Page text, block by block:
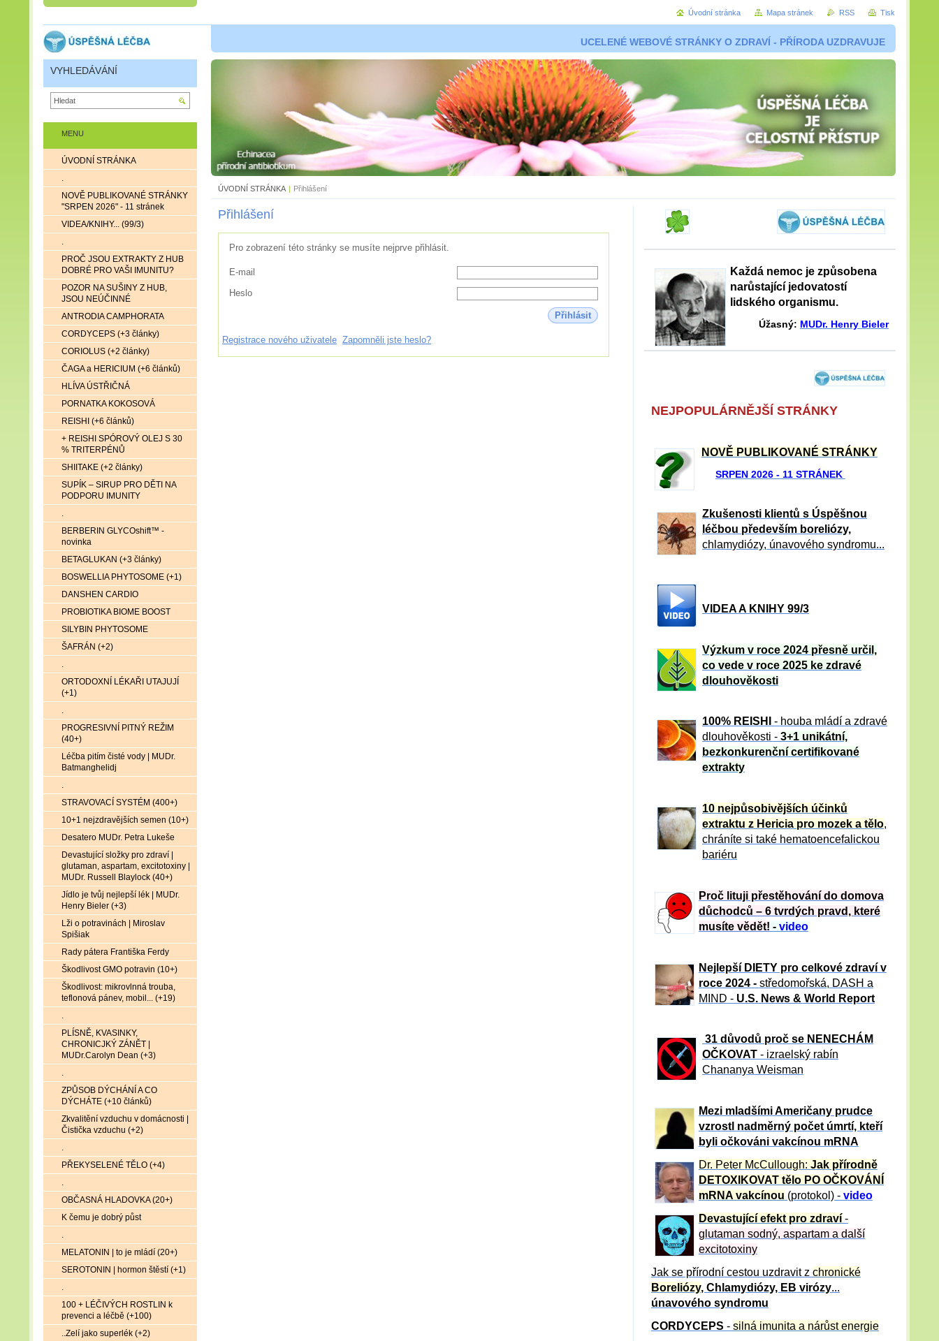
UCELENÉ WEBOVÉ STRÁNKY O ZDRAVÍ - PŘÍRODA UZDRAVUJE
ÚVODNÍ STRÁNKA | Přihlášení
Přihlášení
Pro zobrazení této stránky se musíte nejprve přihlásit.
E-mail
Heslo
Přihlásit
Registrace nového uživatele Zapomněli jste heslo?
Každá nemoc je způsobena
narůstající jedovatostí
lidského organismu.
Úžasný: MUDr. Henry Bieler
NEJPOPULÁRNĚJŠÍ STRÁNKY
NOVĚ PUBLIKOVANÉ STRÁNKY
SRPEN 2026 - 11 STRÁNEK
Zkušenosti klientů s Úspěšnou
léčbou především boreliózy,
chlamydiózy, únavového syndromu...
VIDEA A KNIHY 99/3
Výzkum v roce 2024 přesně určil,
co vede v roce 2025 ke zdravé
dlouhověkosti
100% REISHI
- houba mládí a zdravé
dlouhověkosti - 3+1 unikátní,
bezkonkurenční certifikované
extrakty
10 nejpůsobivějších účinků
extraktu z Hericia pro mozek a tělo,
chráníte si také hematoencefalickou
bariéru
Proč lituji přestěhování do domova
důchodců – 6 tvrdých pravd, které
musíte vědět! - video
Nejlepší DIETY pro celkové zdraví v
roce 2024 - středomořská, DASH a
MIND - U.S. News & World Report
31 důvod ů proč se NENECHÁM
OČKOVAT - izraelský rabín
Chananya Weisman
Mezi mladšími Američany prudce
vzrostl nadměrný počet úmrtí, kteří
byli očkováni vakcínou mRNA
Dr. Peter McCullough: Jak přírodně
DETOXIKOVAT tělo PO OČKOVÁNÍ
mRNA vakcínou (protokol) - video
Devastující efekt pro zdraví-
glutaman sodný, aspartam a další
excitotoxiny
Jak se přírodní cestou uzdravit z chronické
Boreliózy, Chlamydiózy, EB virózy...
únavového syndromu
CORDYCEPS - silná imunita a nárůst energie
MENU
ÚVODNÍ STRÁNKA
.
NOVĚ PUBLIKOVANÉ STRÁNKY
"SRPEN 2026" - 11 stránek
VIDEA/KNIHY... (99/3)
.
PROČ JSOU EXTRAKTY Z HUB
DOBRÉ PRO VAŠI IMUNITU?
POZOR NA SUŠINY Z HUB,
JSOU NEÚČINNÉ
ANTRODIA CAMPHORATA
CORDYCEPS (+3 články)
CORIOLUS (+2 články)
ČAGA a HERICIUM (+6 článků)
HLÍVA ÚSTŘIČNÁ
PORNATKA KOKOSOVÁ
REISHI (+6 článků)
+ REISHI SPÓROVÝ OLEJ S 30
% TRITERPÉNŮ
SHIITAKE (+2 články)
SUPÍK – SIRUP PRO DĚTI NA
PODPORU IMUNITY
.
BERBERIN GLYCOshift™ -
novinka
BETAGLUKAN (+3 články)
BOSWELLIA PHYTOSOME (+1)
DANSHEN CARDIO
PROBIOTIKA BIOME BOOST
SILYBIN PHYTOSOME
ŠAFRÁN (+2)
.
ORTODOXNÍ LÉKAŘI UTAJUJÍ
(+1)
.
PROGRESIVNÍ PITNÝ REŽIM
(40+)
Léčba pitím čisté vody | MUDr.
Batmanghelidj
.
STRAVOVACÍ SYSTÉM (400+)
10+1 nejzdravějších semen (10+)
Desatero MUDr. Petra Lukeše
Devastující složky pro zdraví |
glutaman, aspartam, excitotoxiny |
MUDr. Russell Blaylock (40+)
Jídlo je tvůj nejlepší lék | MUDr.
Henry Bieler (+3)
Lži o potravinách | Miroslav
Spišiak
Rady pátera Františka Ferdy
Škodlivost GMO potravin (10+)
Škodlivost: mikrovlnná trouba,
teflonová pánev, mobil... (+19)
.
PLÍSNĚ, KVASINKY,
CHRONICJKÝ ZÁNĚT |
MUDr.Carolyn Dean (+3)
.
ZPŮSOB DÝCHÁNÍ A CO
DÝCHÁTE (+10 článků)
Zkvalitění vzduchu v domácnosti |
Čistička vzduchu (+2)
.
PŘEKYSELENÉ TĚLO (+4)
.
OBČASNÁ HLADOVKA (20+)
K čemu je dobrý půst
.
MELATONIN | to je mládí (20+)
SEROTONIN | hormon štěstí (+1)
.
100 + LÉČIVÝCH ROSTLIN k
prevenci a léčbě (+100)
..Zelí jako superlék (+2)
VYHLEDÁVÁNÍ
Úvodní stránka Mapa stránek RSS Tisk